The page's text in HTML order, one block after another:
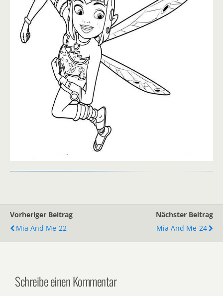
Vorheriger Beitrag
Mia And Me-22
Nächster Beitrag
Mia And Me-24
Schreibe einen Kommentar